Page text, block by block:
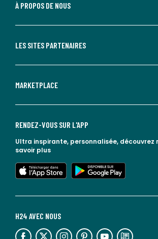
À PROPOS DE NOUS
LES SITES PARTENAIRES
MARKETPLACE
H24 AVEC NOUS
lien vers l'espace réseaux sociaux lien vers l'espace réseaux sociaux lien vers l'espace réseaux sociaux lien vers l'espace réseaux sociaux lien vers l'espace réseaux sociaux lien vers le blog la redoute
RENDEZ-VOUS SUR L'APP
Ultra inspirante, personnalisée, découvrez
savoir plus
lien vers l'app store
lien vers google play